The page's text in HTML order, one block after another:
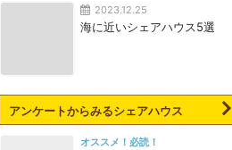
2023.12.25
海に近いシェアハウス5選
アンケートからみるシェアハウス
オススメ！必読！